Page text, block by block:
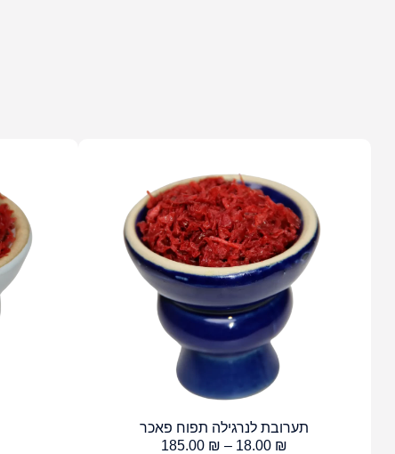
תערובת לנרגילה תפוח פאכר
18.00 ₪
–
185.00 ₪